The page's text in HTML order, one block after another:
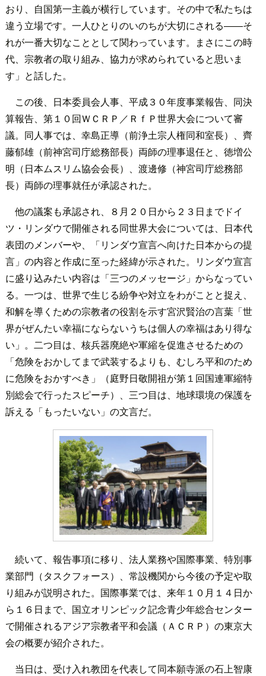
おり、自国第一主義が横行しています。その中で私たちは
違う立場です。一人ひとりのいのちが大切にされる――そ
れが一番大切なこととして関わっています。まさにこの時
代、宗教者の取り組み、協力が求められていると思いま
す」と話した。
この後、日本委員会人事、平成３０年度事業報告、同決
算報告、第１０回ＷＣＲＰ／ＲｆＰ世界大会について審
議。同人事では、幸島正導（前浄土宗人権同和室長）、齊
藤郁雄（前神宮司庁総務部長）両師の理事退任と、徳増公
明（日本ムスリム協会会長）、渡邊修（神宮司庁総務部
長）両師の理事就任が承認された。
他の議案も承認され、８月２０日から２３日までドイ
ツ・リンダウで開催される同世界大会については、日本代
表団のメンバーや、「リンダウ宣言へ向けた日本からの提
言」の内容と作成に至った経緯が示された。リンダウ宣言
に盛り込みたい内容は「三つのメッセージ」からなってい
る。一つは、世界で生じる紛争や対立をわがことと捉え、
和解を導くための宗教者の役割を示す宮沢賢治の言葉「世
界がぜんたい幸福にならないうちは個人の幸福はあり得な
い」。二つ目は、核兵器廃絶や軍縮を促進させるための
「危険をおかしてまで武装するよりも、むしろ平和のため
に危険をおかすべき」（庭野日敬開祖が第１回国連軍縮特
別総会で行ったスピーチ）、三つ目は、地球環境の保護を
訴える「もったいない」の文言だ。
続いて、報告事項に移り、法人業務や国際事業、特別事
業部門（タスクフォース）、常設機関から今後の予定や取
り組みが説明された。国際事業では、来年１０月１４日か
ら１６日まで、国立オリンピック記念青少年総合センター
で開催されるアジア宗教者平和会議（ＡＣＲＰ）の東京大
会の概要が紹介された。
当日は、受け入れ教団を代表して同本願寺派の石上智康